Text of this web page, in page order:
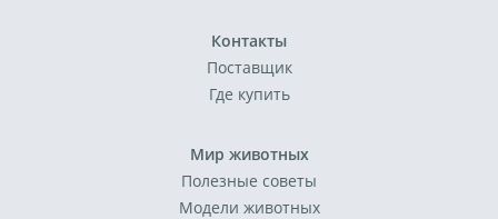
Контакты
Поставщик
Где купить
Мир животных
Полезные советы
Модели животных